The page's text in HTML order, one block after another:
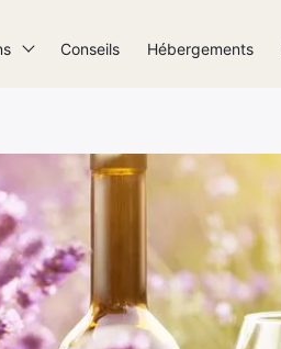
Conseils Hébergements